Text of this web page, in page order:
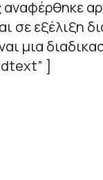
αναφέρθηκε
σε εξέλιξη
μια
]